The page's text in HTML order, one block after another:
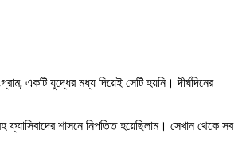
একটি যুদ্ধের মধ্য দিয়েই সেটি হয়নি। দীর্ঘদিনের
শাসনে নিপতিত হয়েছিলাম। সেখান থেকে সব